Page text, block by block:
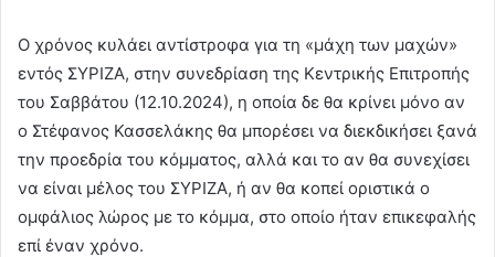
Ο χρόνος κυλάει αντίστροφα για τη «μάχη των μαχών»
εντός ΣΥΡΙΖΑ, στην συνεδρίαση της Κεντρικής Επιτροπής
του Σαββάτου (12.10.2024), η οποία δε θα κρίνει μόνο αν
ο Στέφανος Κασσελάκης θα μπορέσει να διεκδικήσει ξανά
την προεδρία του κόμματος, αλλά και το αν θα συνεχίσει
να είναι μέλος του ΣΥΡΙΖΑ, ή αν θα κοπεί οριστικά ο
ομφάλιος λώρος με το κόμμα, στο οποίο ήταν επικεφαλής
επί έναν χρόνο.